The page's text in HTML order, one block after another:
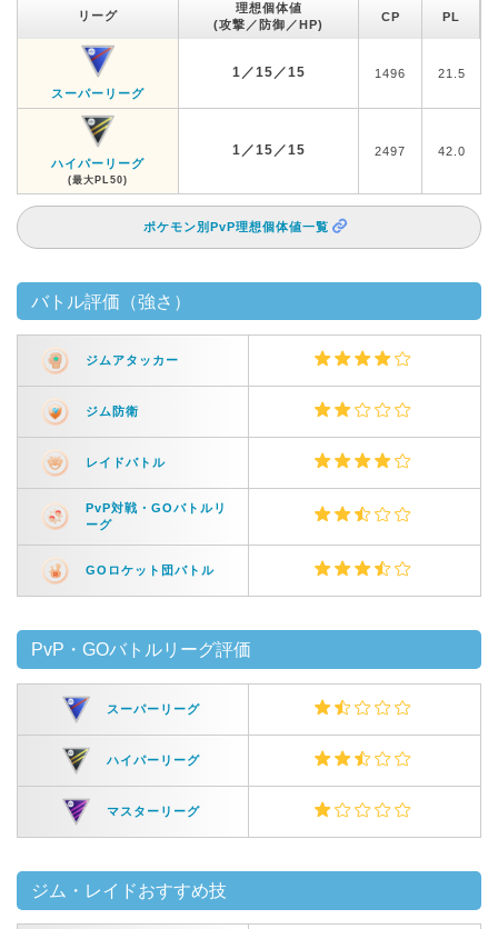
リーグ
理想個体値
(攻撃／防御／HP)
CP PL
スーパーリーグ
1／15／15 1496 21.5
ハイパーリーグ
(最大PL50)
1／15／15 2497 42.0
ポケモン別PvP理想個体値一覧
バトル評価（強さ）
ジムアタッカー
ジム防衛
レイドバトル
PvP対戦・GOバトルリ
ーグ
GOロケット団バトル
PvP・GOバトルリーグ評価
スーパーリーグ
ハイパーリーグ
マスターリーグ
ジム・レイドおすすめ技